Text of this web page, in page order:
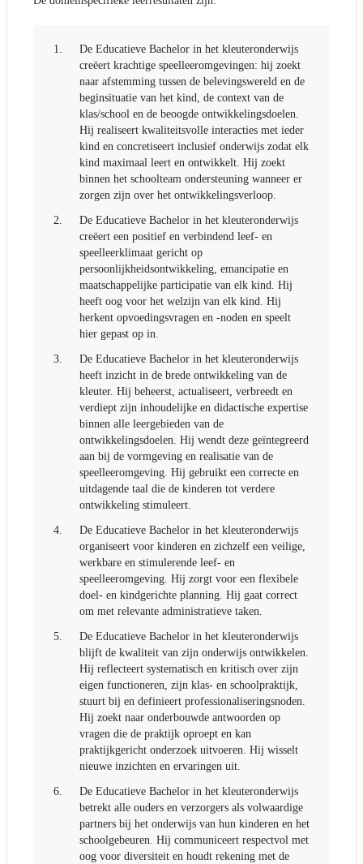
1.
De Educatieve Bachelor in het kleuteronderwijs
creëert krachtige speelleeromgevingen: hij zoekt
naar afstemming tussen de belevingswereld en de
beginsituatie van het kind, de context van de
klas/school en de beoogde ontwikkelingsdoelen.
Hij realiseert kwaliteitsvolle interacties met ieder
kind en concretiseert inclusief onderwijs zodat elk
kind maximaal leert en ontwikkelt. Hij zoekt
binnen het schoolteam ondersteuning wanneer er
zorgen zijn over het ontwikkelingsverloop.
2.
De Educatieve Bachelor in het kleuteronderwijs
creëert een positief en verbindend leef- en
speelleerklimaat gericht op
persoonlijkheidsontwikkeling, emancipatie en
maatschappelijke participatie van elk kind. Hij
heeft oog voor het welzijn van elk kind. Hij
herkent opvoedingsvragen en -noden en speelt
hier gepast op in.
3.
De Educatieve Bachelor in het kleuteronderwijs
heeft inzicht in de brede ontwikkeling van de
kleuter. Hij beheerst, actualiseert, verbreedt en
verdiept zijn inhoudelijke en didactische expertise
binnen alle leergebieden van de
ontwikkelingsdoelen. Hij wendt deze geïntegreerd
aan bij de vormgeving en realisatie van de
speelleeromgeving. Hij gebruikt een correcte en
uitdagende taal die de kinderen tot verdere
ontwikkeling stimuleert.
4.
De Educatieve Bachelor in het kleuteronderwijs
organiseert voor kinderen en zichzelf een veilige,
werkbare en stimulerende leef- en
speelleeromgeving. Hij zorgt voor een flexibele
doel- en kindgerichte planning. Hij gaat correct
om met relevante administratieve taken.
5.
De Educatieve Bachelor in het kleuteronderwijs
blijft de kwaliteit van zijn onderwijs ontwikkelen.
Hij reflecteert systematisch en kritisch over zijn
eigen functioneren, zijn klas- en schoolpraktijk,
stuurt bij en definieert professionaliseringsnoden.
Hij zoekt naar onderbouwde antwoorden op
vragen die de praktijk oproept en kan
praktijkgericht onderzoek uitvoeren. Hij wisselt
nieuwe inzichten en ervaringen uit.
6.
De Educatieve Bachelor in het kleuteronderwijs
betrekt alle ouders en verzorgers als volwaardige
partners bij het onderwijs van hun kinderen en het
schoolgebeuren. Hij communiceert respectvol met
oog voor diversiteit en houdt rekening met de